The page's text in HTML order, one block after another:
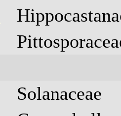
Solanaceae